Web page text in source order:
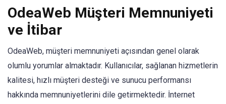
OdeaWeb Müşteri Memnuniyeti
ve İtibar
OdeaWeb, müşteri memnuniyeti açısından genel olarak
olumlu yorumlar almaktadır. Kullanıcılar, sağlanan hizmetlerin
kalitesi, hızlı müşteri desteği ve sunucu performansı
hakkında memnuniyetlerini dile getirmektedir. İnternet